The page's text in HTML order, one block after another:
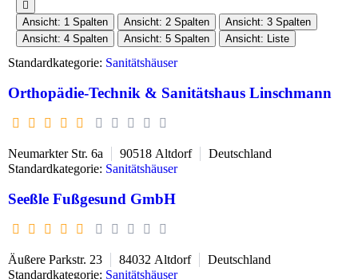
Ansicht: 1 Spalten Ansicht: 2 Spalten
Ansicht: 3 Spalten
Ansicht: 4 Spalten
Ansicht: 5 Spalten Ansicht: Liste
Standardkategorie: Sanitätshäuser
Orthopädie-Technik & Sanitätshaus Linschmann
Neumarkter Str. 6a 90518 Altdorf
Deutschland
Standardkategorie: Sanitätshäuser
Seeßle Fußgesund GmbH
Äußere Parkstr. 23 84032 Altdorf
Deutschland
Standardkategorie: Sanitätshäuser